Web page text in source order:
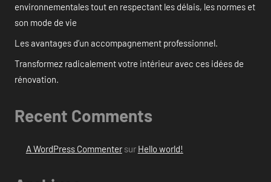
environnementales tout en respectant les délais, les normes et
son mode de vie
Les avantages d’un accompagnement professionnel.
Transformez radicalement votre intérieur avec ces idées de
rénovation.
Recent Comments
A WordPress Commentersur Hello world!